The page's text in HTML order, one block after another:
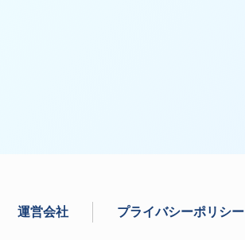
運営会社 プライバシーポリシー